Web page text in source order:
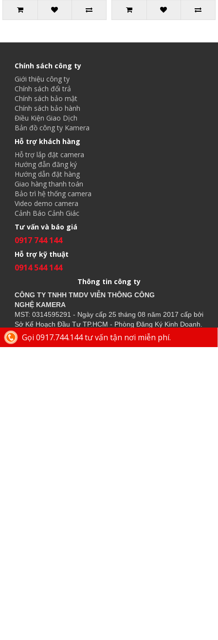
Gọi 0917.744.144 tư vấn tận nơi miễn phí.
Chính sách công ty
Giới thiệu công ty
Chính sách đổi trả
Chính sách bảo mật
Chính sách bảo hành
Điều Kiện Giao Dịch
Bản đồ công ty Kamera
Hỗ trợ khách hàng
Hỗ trợ lắp đặt camera
Hướng đẫn đăng ký
Hướng dẫn đặt hàng
Giao hàng thanh toán
Bảo trì hệ thống camera
Video demo camera
Cảnh Báo Cảnh Giác
Tư vấn và báo giá
0917 744 144
Hỗ trợ kỹ thuật
0914 544 144
Thông tin công ty
CÔNG TY TNHH TMDV VIỄN THÔNG CÔNG
NGHỆ KAMERA
MST: 0314595291 - Ngày cấp 25 tháng 08 năm 2017 cấp bởi
Sở Kế Hoạch Đầu Tư TP.HCM - Phòng Đăng Ký Kinh Doanh.
Đ/c:
28/15 Đường Số 43, Phường 14, Quận Gò Vấp. TP.
HCM